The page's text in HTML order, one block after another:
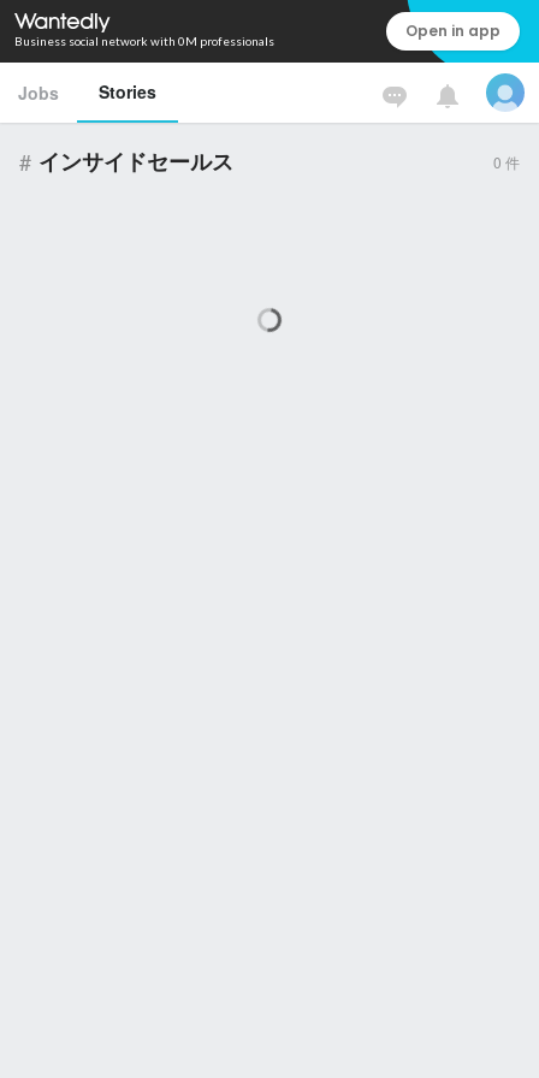
Business social network with 0M professionals Open in app
Jobs Stories
# インサイドセールス 0 件